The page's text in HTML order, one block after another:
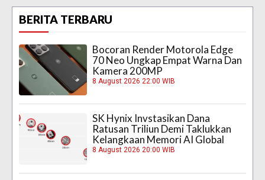
BERITA TERBARU
Bocoran Render Motorola Edge
70 Neo Ungkap Empat Warna Dan
Kamera 200MP
8 August 2026 22:00 WIB
SK Hynix Invstasikan Dana
Ratusan Triliun Demi Taklukkan
Kelangkaan Memori AI Global
8 August 2026 20:00 WIB